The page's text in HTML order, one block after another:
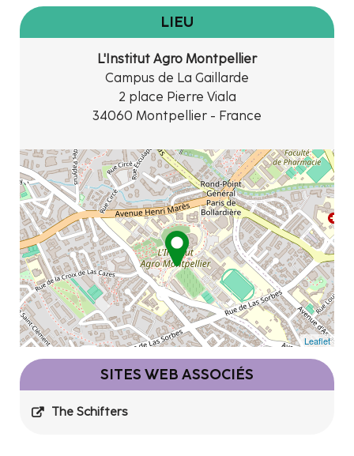
LIEU
L'Institut Agro Montpellier
Campus de La Gaillarde
2 place Pierre Viala
34060 Montpellier - France
Leaflet
SITES WEB ASSOCIÉS
The Schifters